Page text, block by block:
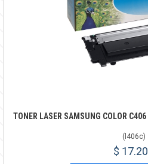
TONER LASER SAMSUNG COLOR
(l406c)
$